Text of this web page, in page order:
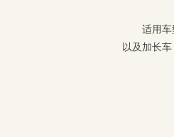
适用
以及加长车